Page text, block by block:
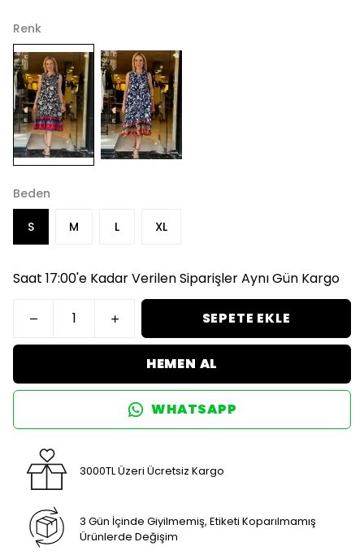
Renk
Beden
S M L XL
Saat 17:00'e Kadar Verilen Siparişler Aynı Gün Kargo
SEPETE EKLE
HEMEN AL
WHATSAPP
3000TL Üzeri Ücretsiz Kargo
3 Gün İçinde Giyilmemiş, Etiketi Koparılmamış
Ürünlerde Değişim